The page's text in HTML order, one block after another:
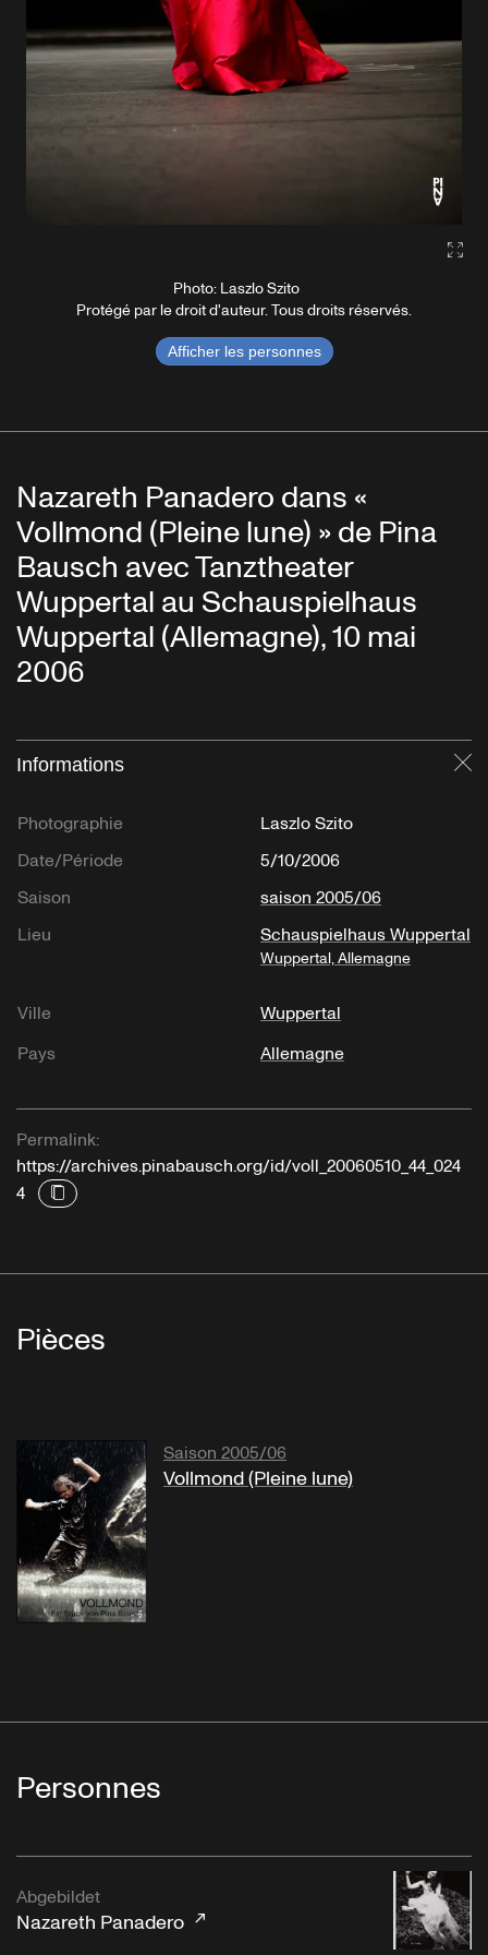
Photo: Laszlo Szito
Protégé par le droit d'auteur. Tous droits réservés.
Afficher les personnes
Nazareth Panadero dans «
Vollmond (Pleine lune) » de Pina
Bausch avec Tanztheater
Wuppertal au Schauspielhaus
Wuppertal (Allemagne), 10 mai
2006
Informations
Photographie
Laszlo Szito
Date/Période
5/10/2006
Saison
saison 2005/06
Lieu
Schauspielhaus Wuppertal
Wuppertal, Allemagne
Ville
Wuppertal
Pays
Allemagne
Permalink:
https://archives.pinabausch.org/id/voll_20060510_44_024
4
Pièces
Saison 2005/06
Vollmond (Pleine lune)
Personnes
Abgebildet
Nazareth Panadero